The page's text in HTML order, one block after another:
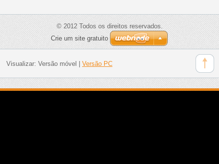
© 2012 Todos os direitos reservados.
Crie um site gratuito
Visualizar: Versão móvel Versão PC